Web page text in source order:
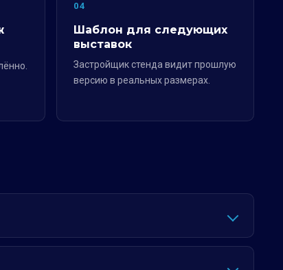
04
Шаблон для следующих
выставок
Застройщик стенда видит прошлую
версию в реальных размерах.